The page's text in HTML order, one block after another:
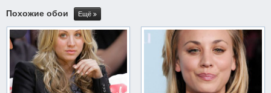
Похожие обои Ещё